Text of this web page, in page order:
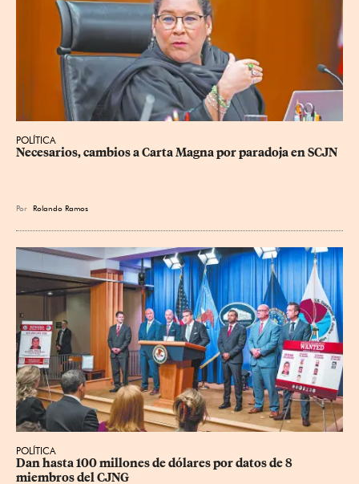
POLÍTICA
Necesarios, cambios a Carta Magna por paradoja en SCJN
Por Rolando Ramos
POLÍTICA
Dan hasta 100 millones de dólares por datos de 8
miembros del CJNG